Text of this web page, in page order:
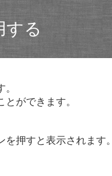
する
ができます。
押すと表示されます。